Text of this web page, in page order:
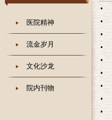
医院精神
流金岁月
文化沙龙
院内刊物
•
•
•
•
•
•
•
•
•